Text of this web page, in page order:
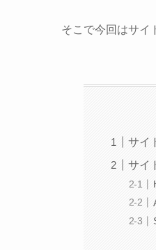
そこで今回はサイ
サイ
サイ